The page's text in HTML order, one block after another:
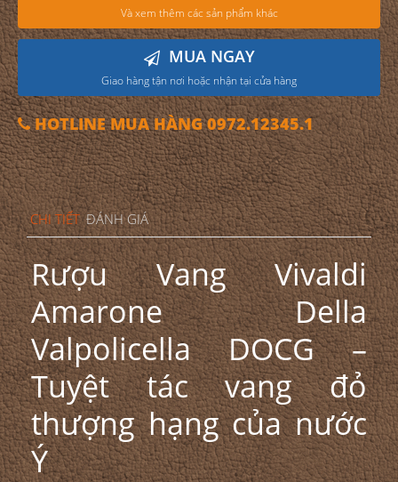
Và xem thêm các sản phẩm khác
MUA NGAY
Giao hàng tận nơi hoặc nhận tại cửa hàng
HOTLINE MUA HÀNG 0972.12345.1
CHI TIẾT ĐÁNH GIÁ
Rượu Vang Vivaldi
Amarone Della
Valpolicella DOCG –
Tuyệt tác vang đỏ
thượng hạng của nước
Ý